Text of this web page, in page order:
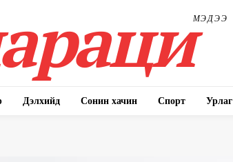
МЭДЭЭ
Дэлхийд Сонин хачин Спорт Урлаг